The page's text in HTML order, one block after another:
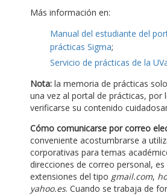
Más información en:
Manual del estudiante del
prácticas Sigma;
Servicio de prácticas de la
Nota: la memoria de prácticas
una vez al portal de prácticas, por
verificarse su contenido
Cómo comunicarse por correo
conveniente acostumbrarse a
corporativas para temas
direcciones de correo personal, es
extensiones del tipo gmail.com,
yahoo.es. Cuando se trabaja de